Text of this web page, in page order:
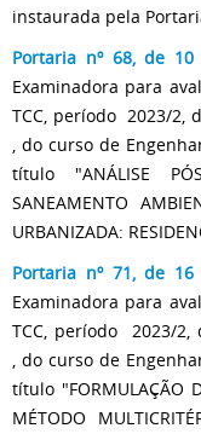
instaurada pela
Portaria nº 68, de
Examinadora para
TCC, período 2023/2,
, do curso de
título "ANÁLISE
SANEAMENTO
URBANIZADA:
Portaria nº 71, de
Examinadora para
TCC, período 2023/2,
, do curso de
título "FORMULAÇÃO
MÉTODO